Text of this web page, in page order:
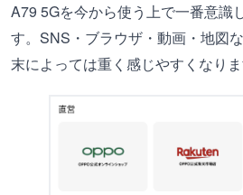
A79 5Gを今から使う上で一番意識
す。SNS・ブラウザ・動画・地図
末によっては重く感じやすくなりま